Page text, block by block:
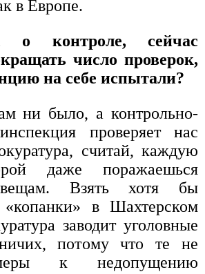
в Европе.
о контроле, сейчас
число проверок,
на себе испытали?
ни было, а контрольно-
проверяет нас
считай, каждую
даже поражаешься
Взять хотя бы
«копанки» в Шахтерском
заводит уголовные
потому что те не
к недопущению